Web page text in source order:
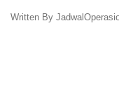
Written By